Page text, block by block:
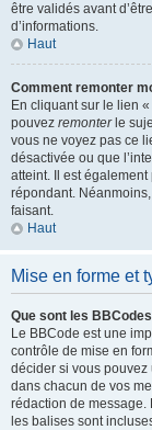
être validés avant
d’informations.
Haut
Comment remonter
En cliquant sur le lien
pouvez remonterle
vous ne voyez pas ce
désactivée ou que
atteint. Il est
répondant.
faisant.
Haut
Mise en forme et
Que sont les
Le BBCode est une
contrôle de mise en
décider si vous
dans chacun de vos
rédaction de message.
les balises sont